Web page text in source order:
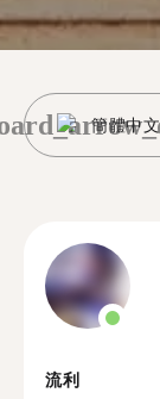
簡體中文
流利